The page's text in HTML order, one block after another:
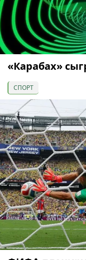
«Карабах»
СПОРТ